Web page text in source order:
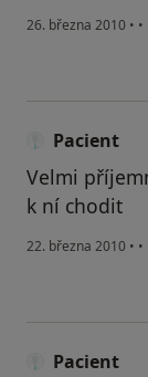
26. března 2010 • •
Pacient
Velmi
k ní chodit
22. března 2010 • •
Pacient